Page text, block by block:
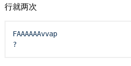
行就两次
FAAAAAAvvap